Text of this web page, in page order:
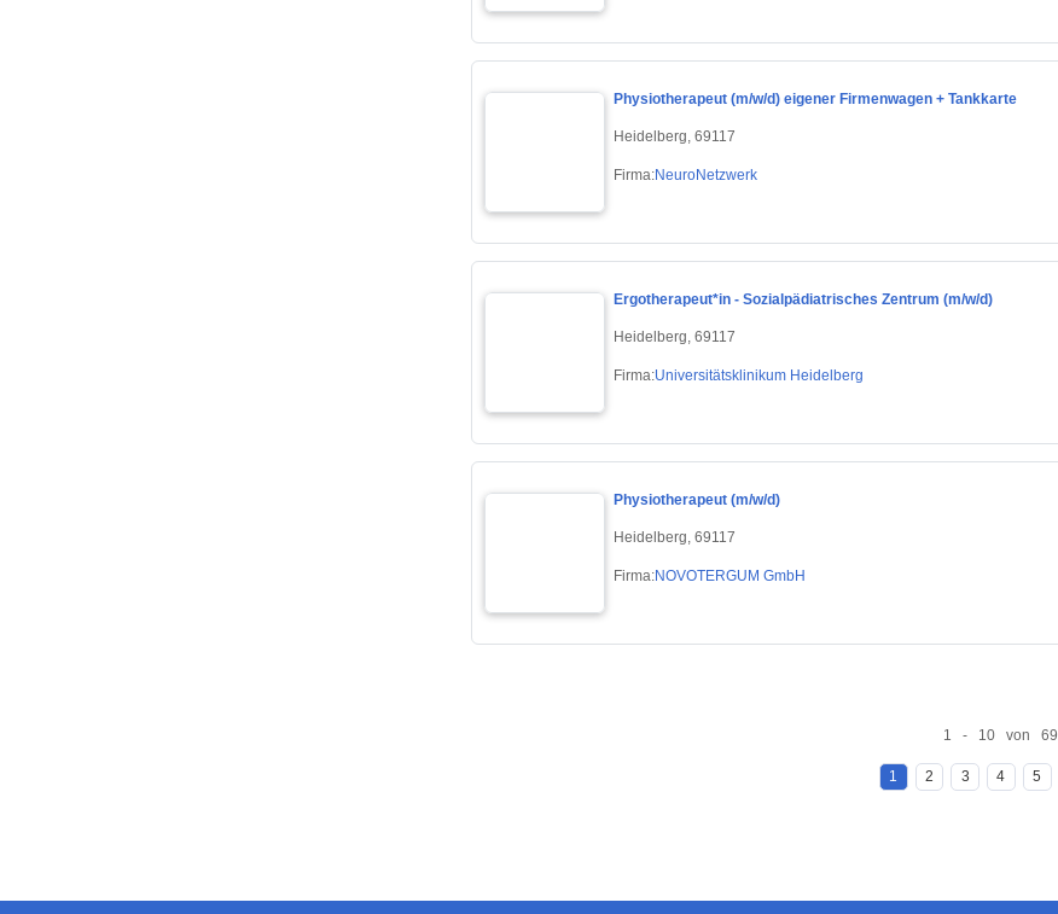
Physiotherapeut (m/w/d) eigener Firmenwagen + Tankkarte
Heidelberg, 69117
Firma:NeuroNetzwerk
Ergotherapeut*in - Sozialpädiatrisches Zentrum (m/w/d)
Heidelberg, 69117
Firma:Universitätsklinikum Heidelberg
Physiotherapeut (m/w/d)
Heidelberg, 69117
Firma:NOVOTERGUM GmbH
1 - 10 von 69
1 2 3 4 5